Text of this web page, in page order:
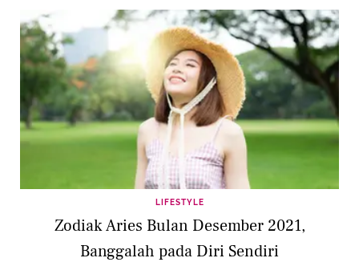
LIFESTYLE
Zodiak Aries Bulan Desember 2021,
Banggalah pada Diri Sendiri